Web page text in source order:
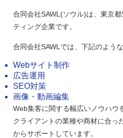
合同会社SAWL(ソウル)は、東京
ティング企業です。
合同会社SAWLでは、下記のよう
Webサイト制作
広告運用
SEO対策
画像・動画編集
Web集客に関する幅広いノウハウ
クライアントの業種や商材に合っ
からサポートしています。